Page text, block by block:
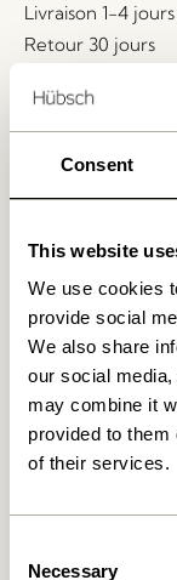
Consent
This website
We use cookies
provide social
We also share
our social
may combine it
provided to them
of their services.
Selection
Necessary
Livraison 1-4
Retour 30 jours
Produits
Hide Boîte de
649,00kr.